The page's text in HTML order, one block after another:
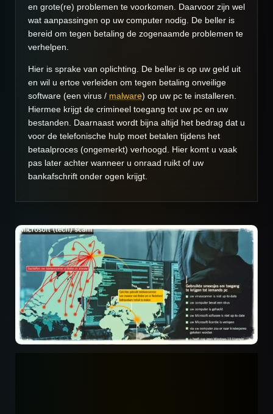
en grote(re) problemen te voorkomen. Daarvoor zijn wel
wat aanpassingen op uw computer nodig. De beller is
bereid om tegen betaling de zogenaamde problemen te
verhelpen.
Hier is sprake van oplichting. De beller is op uw geld uit
en wil u ertoe verleiden om tegen betaling onveilige
software (een virus / malware) op uw pc te installeren.
Hiermee krijgt de crimineel toegang tot uw pc en uw
bestanden. Daarnaast wordt bijna altijd het bedrag dat u
voor de telefonische hulp moet betalen tijdens het
betaalproces (ongemerkt) verhoogd. Hier komt u vaak
pas later achter wanneer u onraad ruikt of uw
bankafschrift onder ogen krijgt.